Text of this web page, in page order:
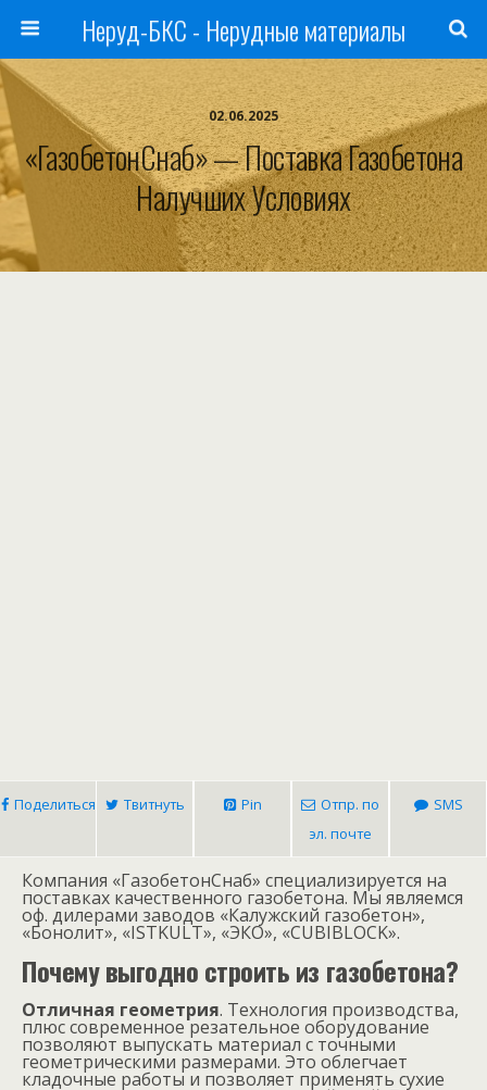
Неруд-БКС - Нерудные материалы
02.06.2025
«ГазобетонСнаб» — Поставка Газобетона
Налучших Условиях
Поделиться Твитнуть Pin
Отпр. по
эл. почте
SMS
Компания «ГазобетонСнаб» специализируется на
поставках качественного газобетона. Мы являемся
оф. дилерами заводов «Калужский газобетон»,
«Бонолит», «ISTKULT», «ЭКО», «CUBIBLOCK».
Почему выгодно строить из газобетона?
Отличная геометрия. Технология производства,
плюс современное резательное оборудование
позволяют выпускать материал с точными
геометрическими размерами. Это облегчает
кладочные работы и позволяет применять сухие